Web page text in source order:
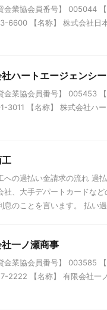
金業協会員番号】 005044
6600 【名称】 株式会社日
ハートエージェンシー
金業協会員番号】 005453
3011 【名称】 株式会社ハ
への過払い金請求の流れ 過
社、大手デパートカードな
息のことを言います。 払い
一ノ瀬商事
金業協会員番号】 003585
2222 【名称】 有限会社一